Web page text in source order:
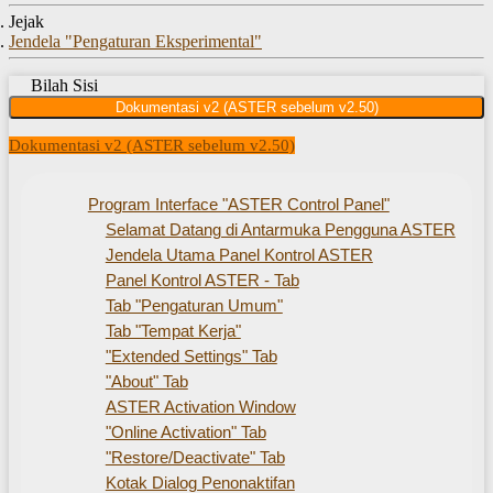
Jejak
Jendela "Pengaturan Eksperimental"
Bilah Sisi
Dokumentasi v2 (ASTER sebelum v2.50)
Dokumentasi v2 (ASTER sebelum v2.50)
Program Interface "ASTER Control Panel"
Selamat Datang di Antarmuka Pengguna ASTER
Jendela Utama Panel Kontrol ASTER
Panel Kontrol ASTER - Tab
Tab "Pengaturan Umum"
Tab "Tempat Kerja"
"Extended Settings" Tab
"About" Tab
ASTER Activation Window
"Online Activation" Tab
"Restore/Deactivate" Tab
Kotak Dialog Penonaktifan